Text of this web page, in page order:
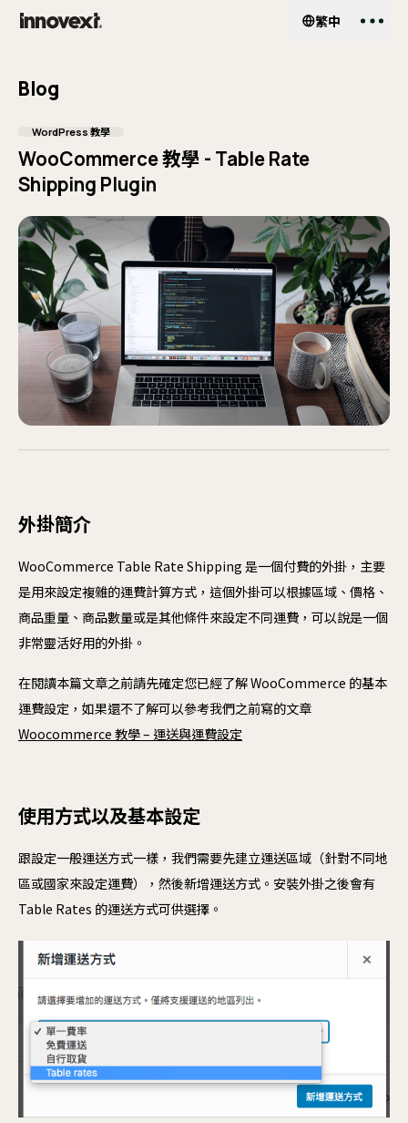
About Us
Work 作品案例
Shop 外掛商城
Insights 部落格
My Account 會員中心
繁中
Blog
WordPress 教學
WooCommerce 教學 - Table Rate
Shipping Plugin
外掛簡介
WooCommerce Table Rate Shipping 是一個付費的外掛，主要
是用來設定複雜的運費計算方式，這個外掛可以根據區域、價格、
商品重量、商品數量或是其他條件來設定不同運費，可以說是一個
非常靈活好用的外掛。
在閱讀本篇文章之前請先確定您已經了解 WooCommerce 的基本
運費設定，如果還不了解可以參考我們之前寫的文章
Woocommerce 教學 – 運送與運費設定
使用方式以及基本設定
跟設定一般運送方式一樣，我們需要先建立運送區域（針對不同地
區或國家來設定運費），然後新增運送方式。安裝外掛之後會有
Table Rates 的運送方式可供選擇。